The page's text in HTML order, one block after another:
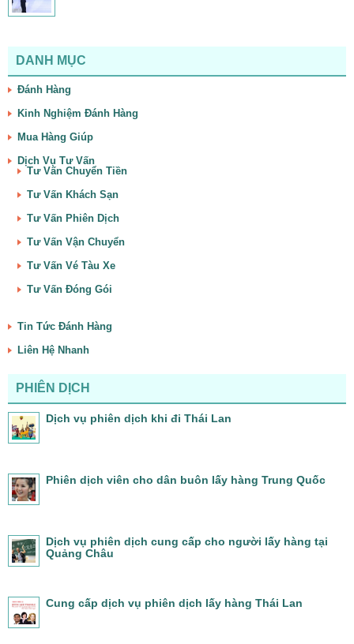
DANH MỤC
Đánh Hàng
Kinh Nghiệm Đánh Hàng
Mua Hàng Giúp
Dịch Vụ Tư Vấn
Tư Vấn Chuyển Tiền
Tư Vấn Khách Sạn
Tư Vấn Phiên Dịch
Tư Vấn Vận Chuyển
Tư Vấn Vé Tàu Xe
Tư Vấn Đóng Gói
Tin Tức Đánh Hàng
Liên Hệ Nhanh
PHIÊN DỊCH
Dịch vụ phiên dịch khi đi Thái Lan
Phiên dịch viên cho dân buôn lấy hàng Trung Quốc
Dịch vụ phiên dịch cung cấp cho người lấy hàng tại
Quảng Châu
Cung cấp dịch vụ phiên dịch lấy hàng Thái Lan